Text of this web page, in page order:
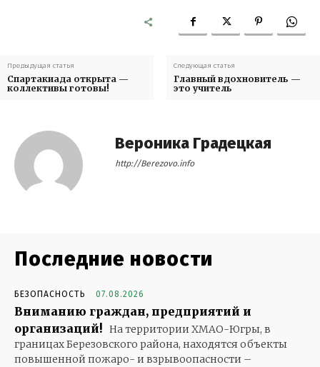
Предыдущая статья
Спартакиада открыта —
коллективы готовы!
Следующая статья
Главный вдохновитель —
это учитель
Вероника Градецкая
http://Berezovo.info
Последние новости
БЕЗОПАСНОСТЬ 07.08.2026
Вниманию граждан, предприятий и
организаций! На территории ХМАО-Югры, в
границах Березовского района, находятся объекты
повышенной пожаро- и взрывоопасности –